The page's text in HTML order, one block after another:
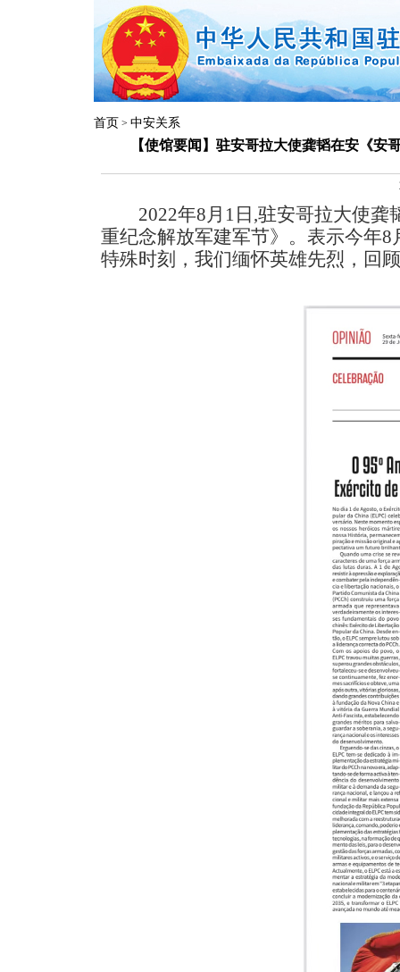
首页 > 中安关系
【使馆要闻】驻安哥拉大使龚韬在安《
2022年8月 1 日 ,驻安哥拉大使龚
重纪念解放军建军节》。表示今年8
特殊时刻，我们缅怀英雄先烈，回